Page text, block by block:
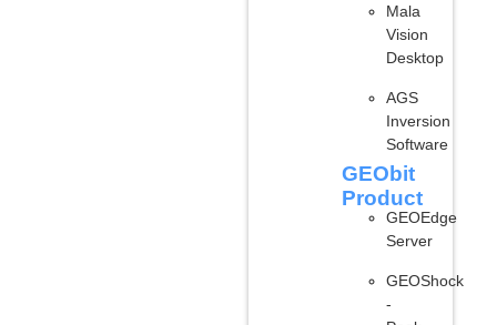
Mala
Vision
Desktop
AGS
Inversion
Software
GEObit
Product
GEOEdge
Server
GEOShock
-